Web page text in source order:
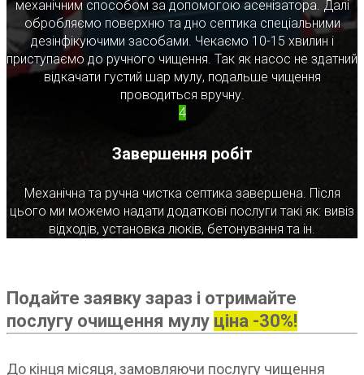
механічним способом за допомогою асенізатора. Далі
обробляємо поверхню та дно септика спеціальними
дезінфікуючими засобами. Чекаємо 10-15 хвилин і
приступаємо до ручного чищення. Так як насос не здатний
відкачати густий шар мулу, подальше чищення
проводиться вручну.
4
Завершення робіт
Механічна та ручна чистка септика завершена. Після
цього ми можемо надати додаткові послуги такі як: вивіз
відходів, установка люків, бетонування та ін.
Подайте заявку зараз і отримайте
послугу очищення мулу ціна -30%!
До кінця місяця, замовляючи послугу чищення